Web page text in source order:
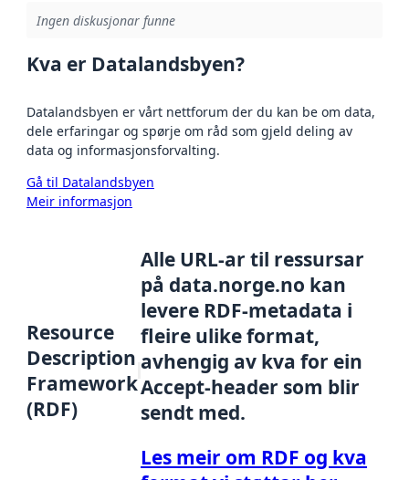
Ingen diskusjonar funne
Kva er Datalandsbyen?
Datalandsbyen er vårt nettforum der du kan be om data,
dele erfaringar og spørje om råd som gjeld deling av
data og informasjonsforvalting.
Gå til Datalandsbyen
Meir informasjon
Resource
Description
Framework
(RDF)
Alle URL-ar til ressursar
på data.norge.no kan
levere RDF-metadata i
fleire ulike format,
avhengig av kva for ein
Accept-header som blir
sendt med.
Les meir om RDF og kva